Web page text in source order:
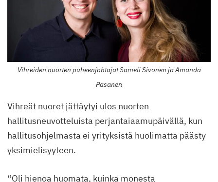
Vihreiden nuorten puheenjohtajat Sameli Sivonen ja Amanda
Pasanen
Vihreät nuoret jättäytyi ulos nuorten
hallitusneuvotteluista perjantaiaamupäivällä, kun
hallitusohjelmasta ei yrityksistä huolimatta päästy
yksimielisyyteen.
“Oli hienoa huomata, kuinka monesta